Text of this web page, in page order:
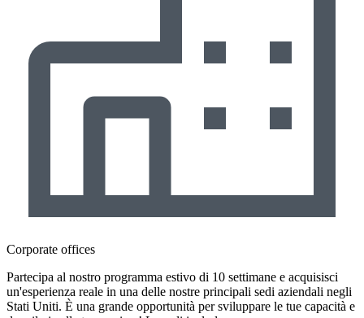
Corporate offices
Partecipa al nostro programma estivo di 10 settimane e acquisisci
un'esperienza reale in una delle nostre principali sedi aziendali negli
Stati Uniti. È una grande opportunità per sviluppare le tue capacità e